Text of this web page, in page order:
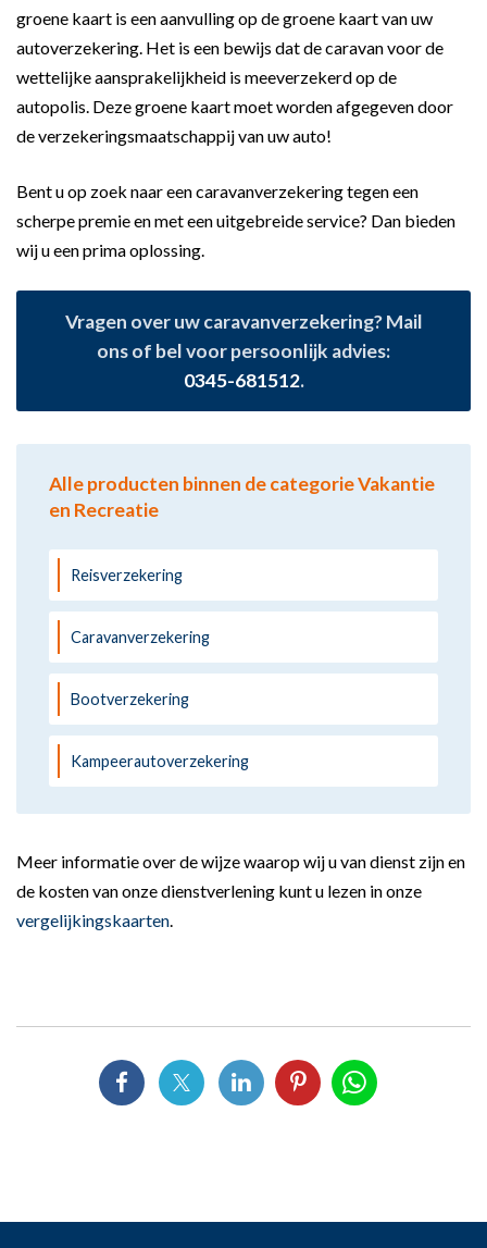
groene kaart is een aanvulling op de groene kaart van uw
autoverzekering. Het is een bewijs dat de caravan voor de
wettelijke aansprakelijkheid is meeverzekerd op de
autopolis. Deze groene kaart moet worden afgegeven door
de verzekeringsmaatschappij van uw auto!
Bent u op zoek naar een caravanverzekering tegen een
scherpe premie en met een uitgebreide service? Dan bieden
wij u een prima oplossing.
Vragen over uw caravanverzekering? Mail
ons of bel voor persoonlijk advies:
0345-681512.
Alle producten binnen de categorie Vakantie
en Recreatie
Reisverzekering
Caravanverzekering
Bootverzekering
Kampeerautoverzekering
Meer informatie over de wijze waarop wij u van dienst zijn en
de kosten van onze dienstverlening kunt u lezen in onze
vergelijkingskaarten.